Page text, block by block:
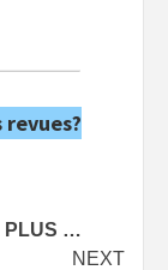
PLUS …
NEXT